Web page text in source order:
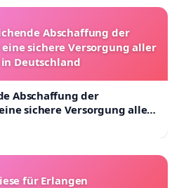
Abschaffung der
sichere Versorgung aller
Deutschland
Abschaffung der
sichere Versorgung aller
für Erlangen